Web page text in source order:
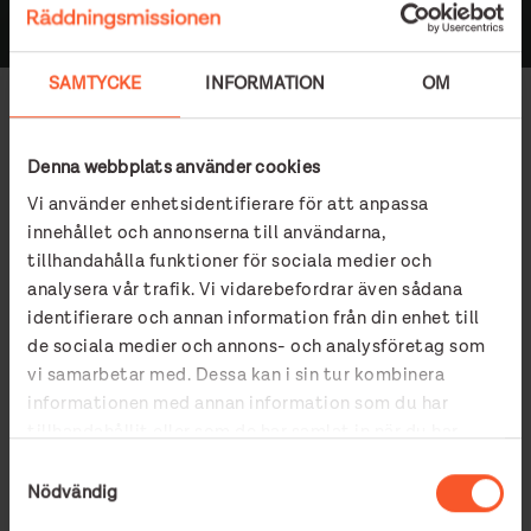
SAMTYCKE INFORMATION OM
Denna webbplats använder cookies
Vi använder enhetsidentifierare för att anpassa
innehållet och annonserna till användarna,
tillhandahålla funktioner för sociala medier och
analysera vår trafik. Vi vidarebefordrar även sådana
identifierare och annan information från din enhet till
de sociala medier och annons- och analysföretag som
vi samarbetar med. Dessa kan i sin tur kombinera
informationen med annan information som du har
Nödvändig
boenden, men det har inte fungerat,
berättar Hamid. Jag har inga problem
med sjukdomar eller missbruk, utan
har hamnat på fel ställen. Nu står jag
i bostadskö, men många boenden har
jag inte råd med.
Efter frukosten ska Hamid gå till ett bibliotek, berättar han.
nog lunch i Johanneskyrkan. Där är